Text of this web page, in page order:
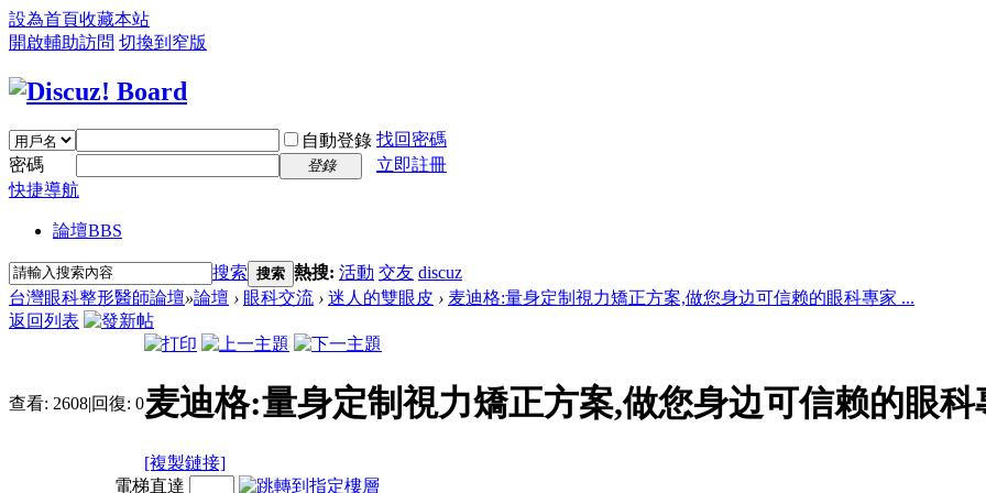
設為首頁收藏本站
開啟輔助訪問 切換到窄版
自動登錄 找回密碼
密碼
登錄
立即註冊
快捷導航
論壇BBS
搜索 搜索 熱搜: 活動 交友 discuz
台灣眼科整形醫師論壇»論壇 › 眼科交流 › 迷人的雙眼皮 › 麦迪格:量身定制視力矯正方案,做您身边可信赖的眼科專家 ...
返回列表
查看: 2608|回復: 0麦迪格:量身定制視力矯正方案,做您身边可信赖的眼科
[複製鏈接]
電梯直達